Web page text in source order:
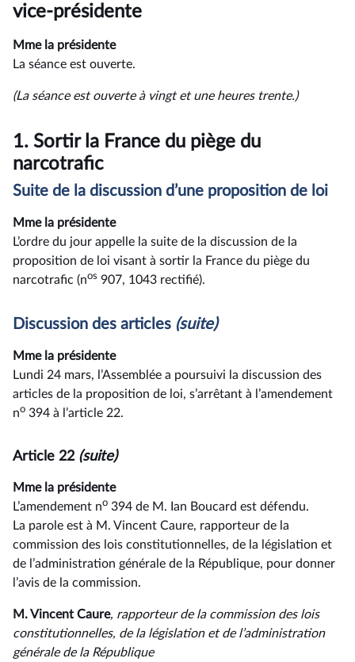
vice-présidente
Mme la présidente
La séance est ouverte.
(La séance est ouverte à vingt et une heures trente.)
1. Sortir la France du piège du
narcotrafic
Suite de la discussion d’une proposition de loi
Mme la présidente
L’ordre du jour appelle la suite de la discussion de la
proposition de loi visant à sortir la France du piège du
narcotrafic (nos 907, 1043 rectifié).
Discussion des articles (suite)
Mme la présidente
Lundi 24 mars, l’Assemblée a poursuivi la discussion des
articles de la proposition de loi, s’arrêtant à l’amendement
no 394 à l’article 22.
Article 22 (suite)
Mme la présidente
L’amendement no 394 de M. Ian Boucard est défendu.
La parole est à M. Vincent Caure, rapporteur de la
commission des lois constitutionnelles, de la législation et
de l’administration générale de la République, pour donner
l’avis de la commission.
M. Vincent Caure, rapporteur de la commission des lois
constitutionnelles, de la législation et de l’administration
générale de la République